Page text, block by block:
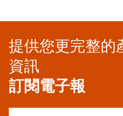
提供您更完整的
資訊
訂閱電子報